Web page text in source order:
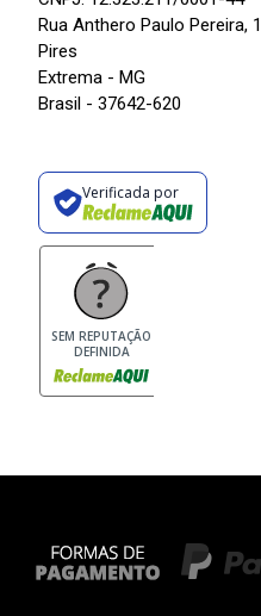
Rua Anthero Paulo Pereira,
Pires
Extrema - MG
Brasil - 37642-620
Verificada por
SEM REPUTAÇÃO
DEFINIDA